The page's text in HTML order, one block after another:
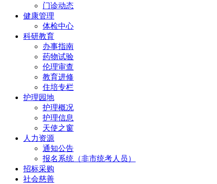
门诊动态
健康管理
体检中心
科研教育
办事指南
药物试验
伦理审查
教育进修
住培专栏
护理园地
护理概况
护理信息
天使之窗
人力资源
通知公告
报名系统（非市统考人员）
招标采购
社会慈善